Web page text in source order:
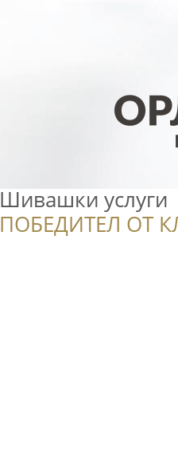
Шивашки услуги
ПОБЕДИТЕЛ ОТ